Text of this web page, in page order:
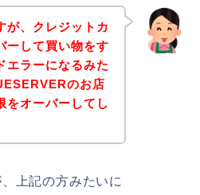
が、クレジットカ
ーして買い物をす
エラーになるみた
のお店
をオーバーしてし
上記の方みたいに